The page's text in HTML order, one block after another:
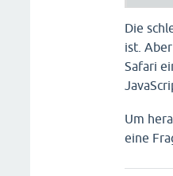
Die
ist.
Safari
Um
eine